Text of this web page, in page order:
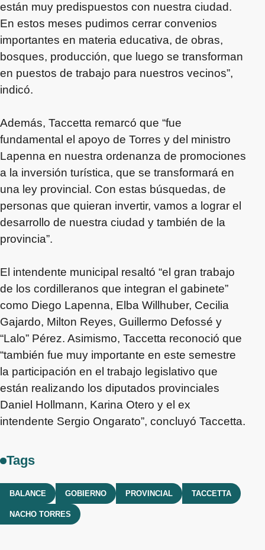
están muy predispuestos con nuestra ciudad.
En estos meses pudimos cerrar convenios
importantes en materia educativa, de obras,
bosques, producción, que luego se transforman
en puestos de trabajo para nuestros vecinos”,
indicó.
Además, Taccetta remarcó que “fue
fundamental el apoyo de Torres y del ministro
Lapenna en nuestra ordenanza de promociones
a la inversión turística, que se transformará en
una ley provincial. Con estas búsquedas, de
personas que quieran invertir, vamos a lograr el
desarrollo de nuestra ciudad y también de la
provincia”.
El intendente municipal resaltó “el gran trabajo
de los cordilleranos que integran el gabinete”
como Diego Lapenna, Elba Willhuber, Cecilia
Gajardo, Milton Reyes, Guillermo Defossé y
“Lalo” Pérez. Asimismo, Taccetta reconoció que
“también fue muy importante en este semestre
la participación en el trabajo legislativo que
están realizando los diputados provinciales
Daniel Hollmann, Karina Otero y el ex
intendente Sergio Ongarato”, concluyó Taccetta.
Tags
BALANCE GOBIERNO PROVINCIAL TACCETTA
NACHO TORRES